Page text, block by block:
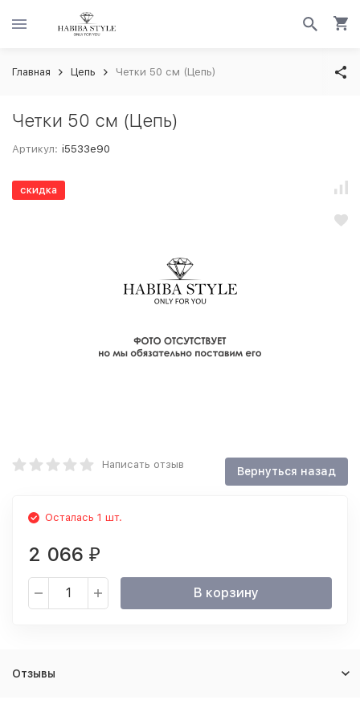
Главная Цепь Четки 50 см (Цепь)
Четки 50 см (Цепь)
Артикул: i5533e90
скидка
Написать отзыв
Осталась 1 шт.
2 066 ₽
В корзину
Отзывы